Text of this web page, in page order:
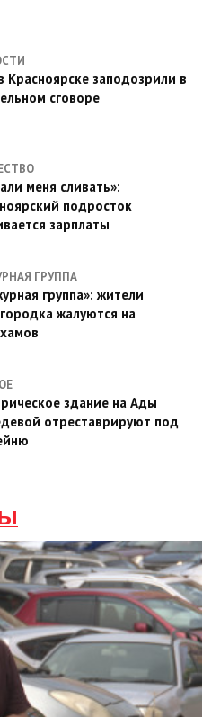
Красноярске заподозрили в
сговоре
меня сливать»:
подросток
зарплаты
ГРУППА
группа»: жители
жалуются на
здание на Ады
отреставрируют под